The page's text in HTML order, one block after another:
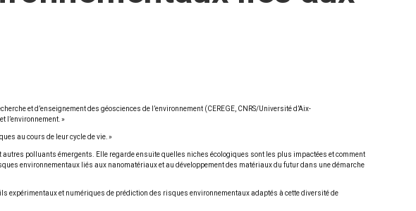
et d’enseignement des géosciences de l’environnement (CEREGE, CNRS/Université d’Aix-
l’environnement. »
au cours de leur cycle de vie. »
polluants émergents. Elle regarde ensuite quelles niches écologiques sont les plus impactées et comment
environnementaux liés aux nanomatériaux et au développement des matériaux du futur dans une démarche
expérimentaux et numériques de prédiction des risques environnementaux adaptés à cette diversité de